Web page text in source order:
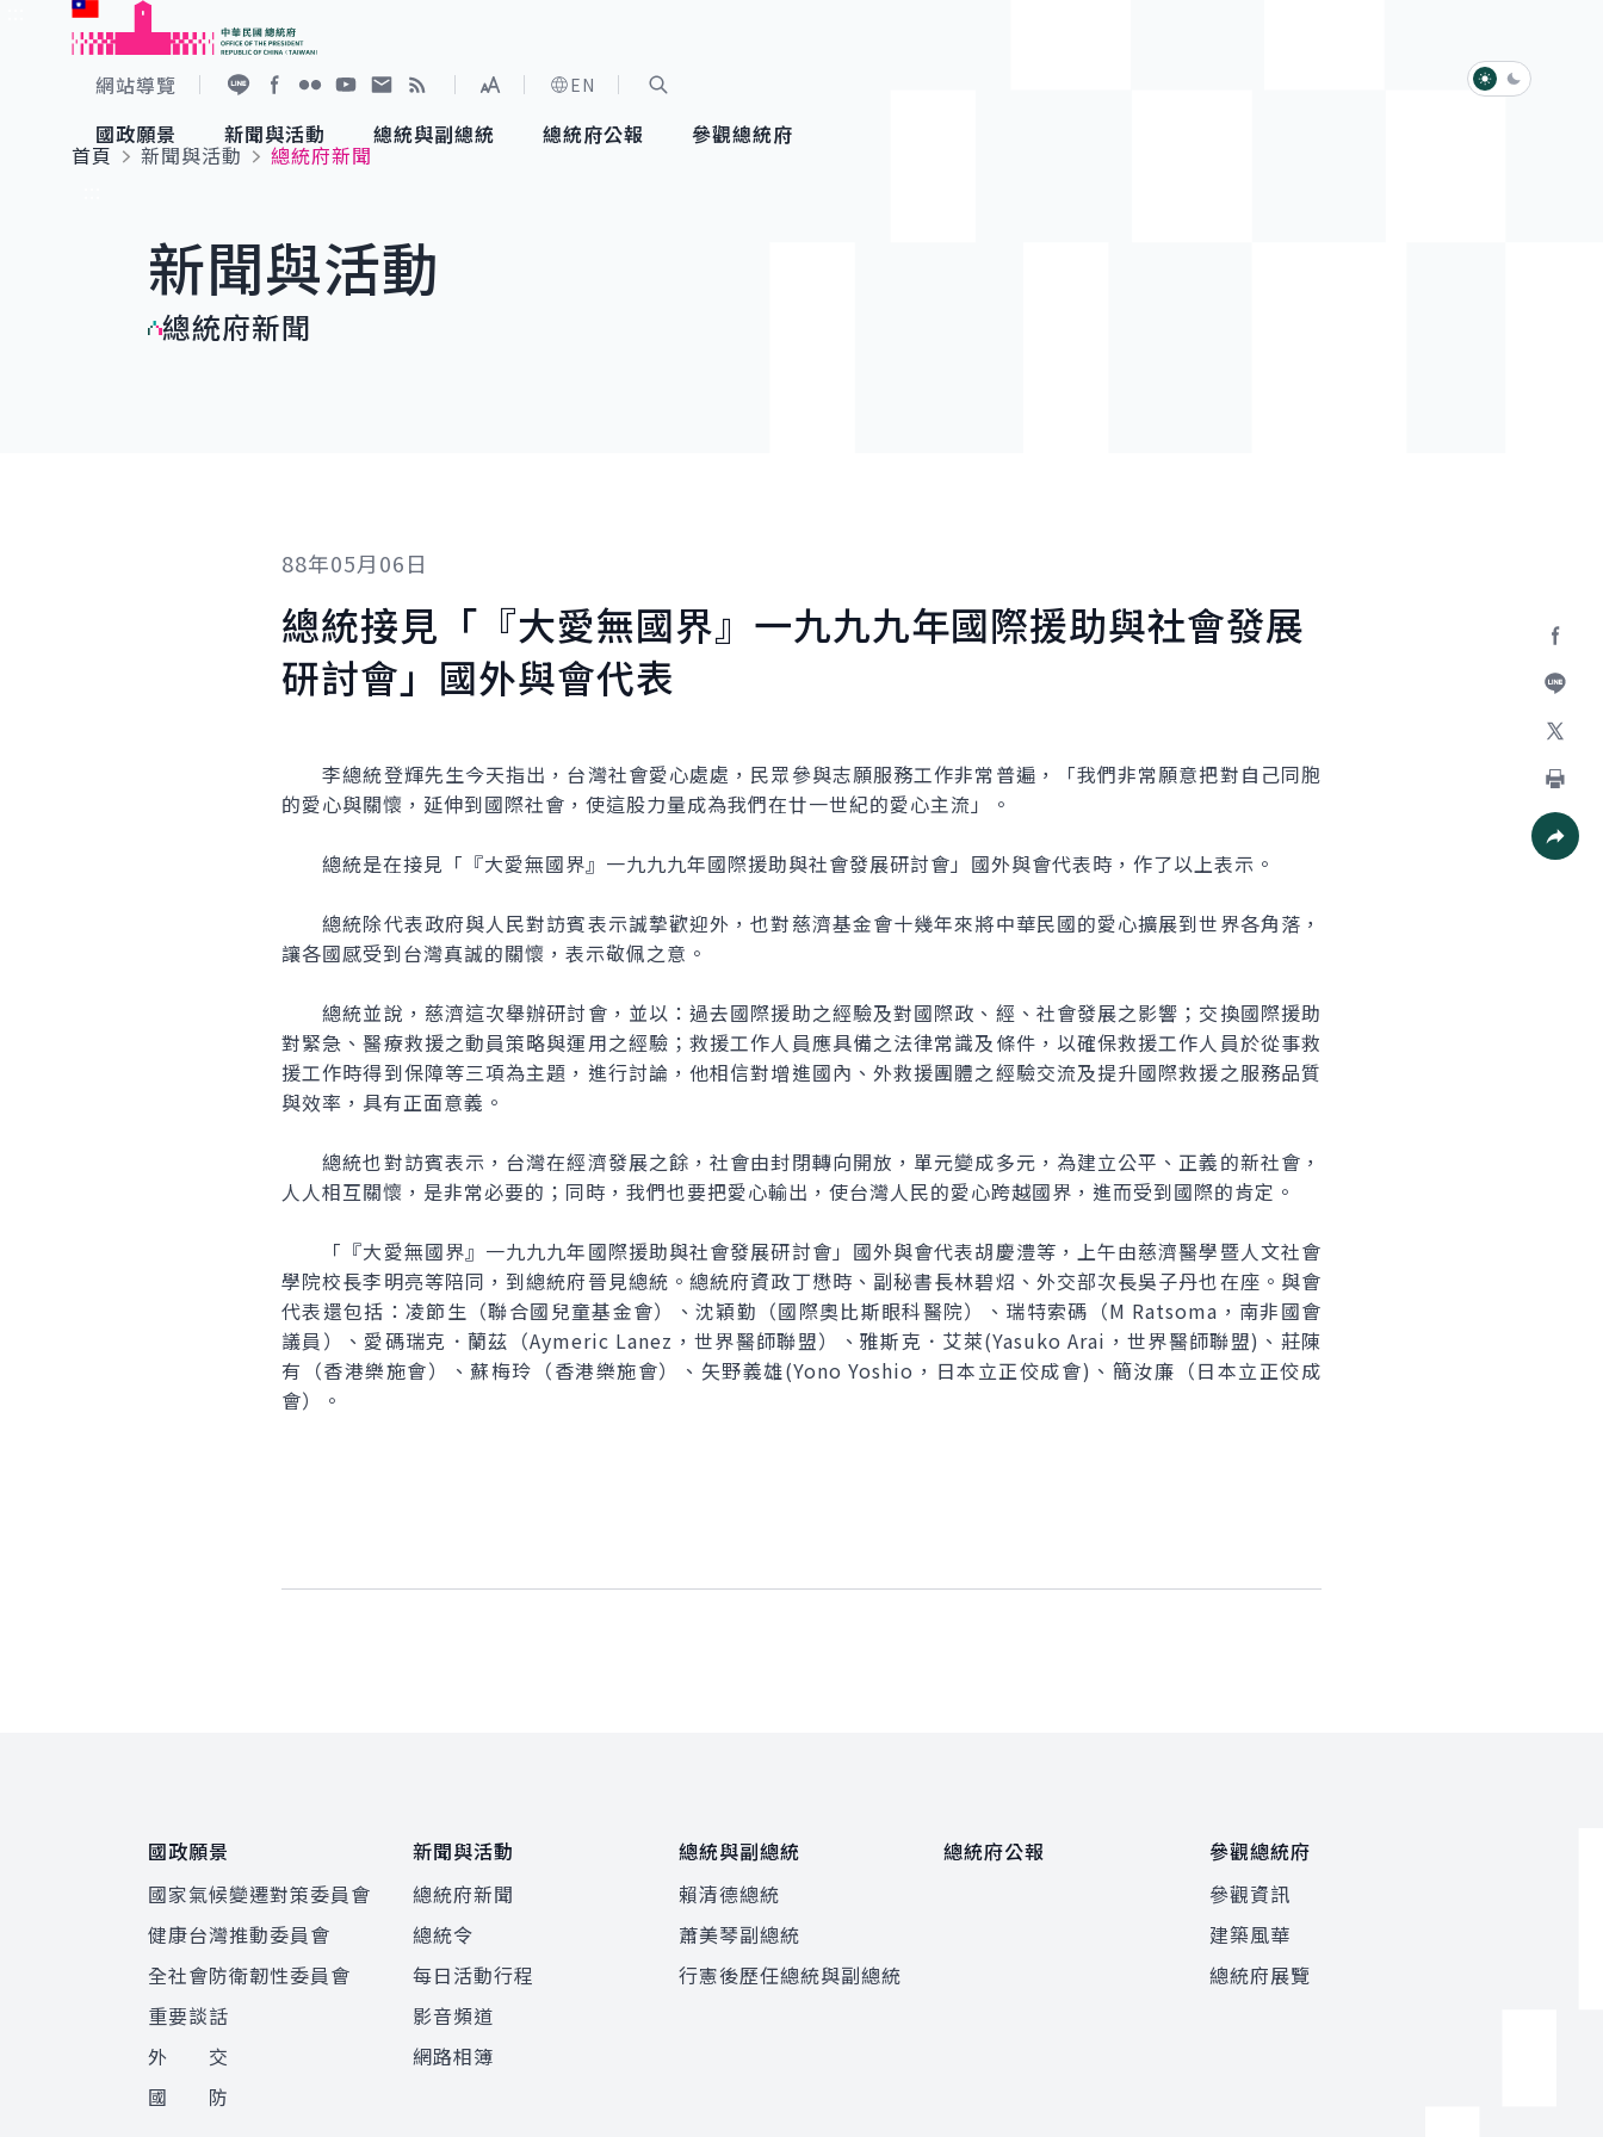
跳到主要內容
網站導覽
展開字級選單
EN
國政願景
國家氣候變遷對策委員會
重要談話
新聞與活動
總統府新聞
影音頻道
總統與副總統
賴清德總統
總統府公報 參觀總統府
參觀資訊
淺色模式
深色模式
首頁
新聞與活動
總統府新聞
新聞與活動
總統府新聞
加入好
列印
88年05月06日
總統接見「『大愛無國界』一九九九年國際援助與社會發展
研討會」國外與會代表
李總統登輝先生今天指出，台灣社會愛心處處，民眾參與志願服務工作非常普遍，「我們非常願意把對自己同胞
的愛心與關懷，延伸到國際社會，使這股力量成為我們在廿一世紀的愛心主流」。
總統是在接見「『大愛無國界』一九九九年國際援助與社會發展研討會」國外與會代表時，作了以上表示。
總統除代表政府與人民對訪賓表示誠摯歡迎外，也對慈濟基金會十幾年來將中華民國的愛心擴展到世界各角落，
讓各國感受到台灣真誠的關懷，表示敬佩之意。
總統並說，慈濟這次舉辦研討會，並以：過去國際援助之經驗及對國際政、經、社會發展之影響；交換國際援助
對緊急、醫療救援之動員策略與運用之經驗；救援工作人員應具備之法律常識及條件，以確保救援工作人員於從事救
援工作時得到保障等三項為主題，進行討論，他相信對增進國內、外救援團體之經驗交流及提升國際救援之服務品質
與效率，具有正面意義。
總統也對訪賓表示，台灣在經濟發展之餘，社會由封閉轉向開放，單元變成多元，為建立公平、正義的新社會，
人人相互關懷，是非常必要的；同時，我們也要把愛心輸出，使台灣人民的愛心跨越國界，進而受到國際的肯定。
「『大愛無國界』一九九九年國際援助與社會發展研討會」國外與會代表胡慶澧等，上午由慈濟醫學暨人文社會
學院校長李明亮等陪同，到總統府晉見總統。總統府資政丁懋時、副秘書長林碧炤、外交部次長吳子丹也在座。與會
代表還包括：凌節生（聯合國兒童基金會）、沈穎勤（國際奧比斯眼科醫院）、瑞特索碼（M Ratsoma，南非國會
議員）、愛碼瑞克．蘭茲（Aymeric Lanez，世界醫師聯盟）、雅斯克．艾萊(Yasuko Arai，世界醫師聯盟)、莊陳
有（香港樂施會）、蘇梅玲（香港樂施會）、矢野義雄(Yono Yoshio，日本立正佼成會)、簡汝廉（日本立正佼成
會）。
國政願景
國家氣候變遷對策委員會
健康台灣推動委員會
全社會防衛韌性委員會
重要談話
外 交
國 防
新聞與活動
總統府新聞
總統令
每日活動行程
影音頻道
網路相簿
總統與副總統
賴清德總統
蕭美琴副總統
行憲後歷任總統與副總統
總統府公報
參觀總統府
參觀資訊
建築風華
總統府展覽